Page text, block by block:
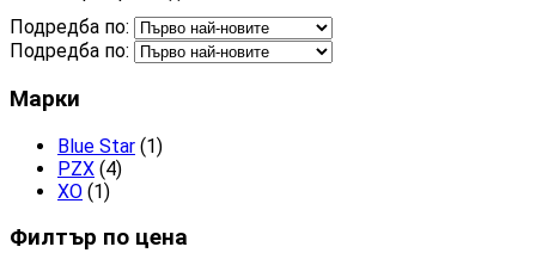
Подредба по:
Подредба по:
Марки
Blue Star (1)
PZX (4)
XO (1)
Филтър по цена